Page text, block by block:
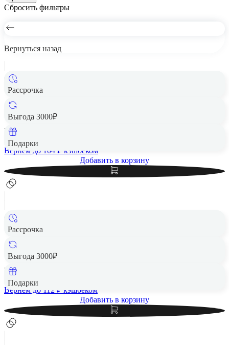
Сбросить фильтры
Вернуться назад
Рассрочка
Выгода 3000₽
Подарки
Чехол защитный VLP Crystal Case MagSafe для Samsung
5 180 ₽
Вернем до 104 ₽ кэшбеком
Добавить в корзину
Рассрочка
Выгода 3000₽
Подарки
Чехол защитный VLP Aster Case с MagSafe для Samsung
5 580 ₽
Вернем до 112 ₽ кэшбеком
Добавить в корзину